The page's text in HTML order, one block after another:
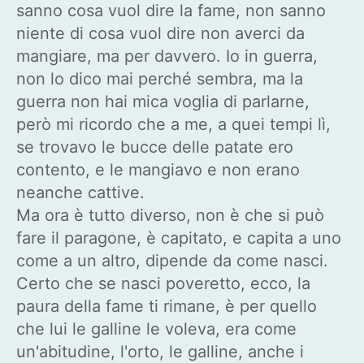
sanno cosa vuol dire la fame, non sanno
niente di cosa vuol dire non averci da
mangiare, ma per davvero. Io in guerra,
non lo dico mai perché sembra, ma la
guerra non hai mica voglia di parlarne,
però mi ricordo che a me, a quei tempi lì,
se trovavo le bucce delle patate ero
contento, e le mangiavo e non erano
neanche cattive.
Ma ora è tutto diverso, non è che si può
fare il paragone, è capitato, e capita a uno
come a un altro, dipende da come nasci.
Certo che se nasci poveretto, ecco, la
paura della fame ti rimane, è per quello
che lui le galline le voleva, era come
un'abitudine, l'orto, le galline, anche i